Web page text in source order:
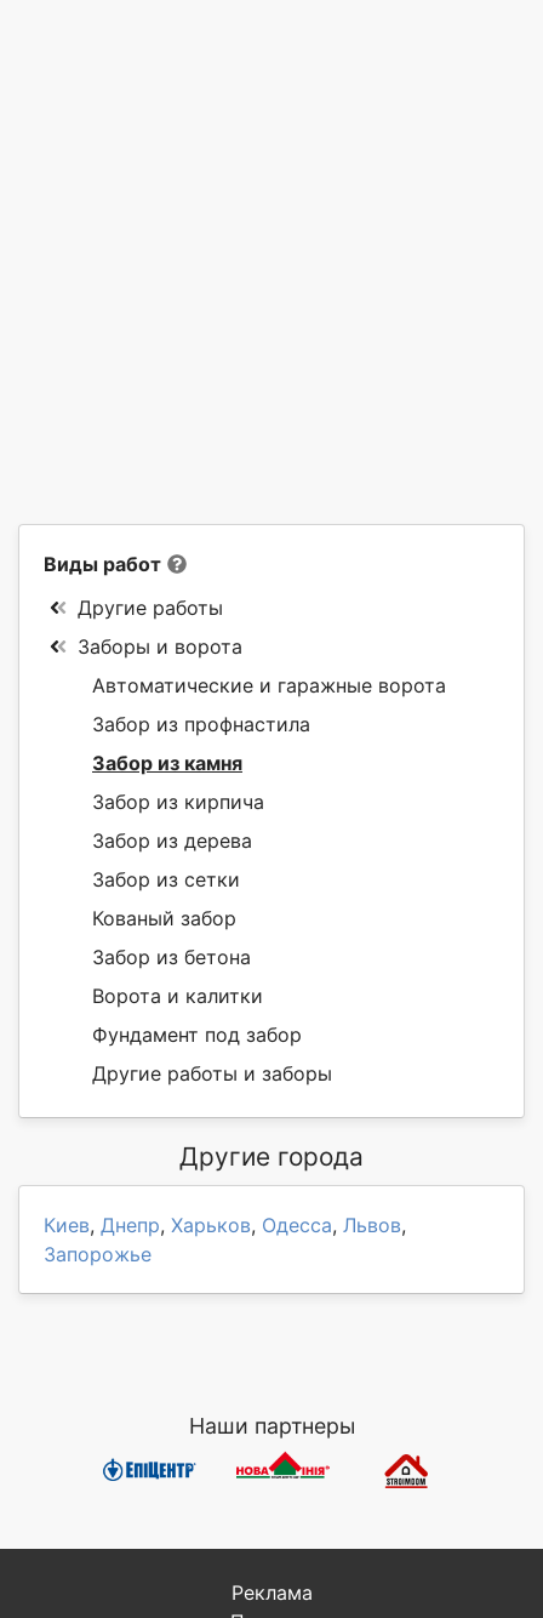
Виды работ
Другие работы
Заборы и ворота
Автоматические и гаражные ворота
Забор из профнастила
Забор из камня
Забор из кирпича
Забор из дерева
Забор из сетки
Кованый забор
Забор из бетона
Ворота и калитки
Фундамент под забор
Другие работы и заборы
Другие города
Киев, Днепр, Харьков, Одесса, Львов,
Запорожье
Наши партнеры
Реклама